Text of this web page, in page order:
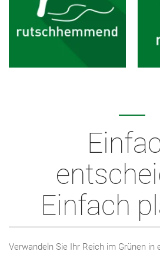
Einfach
Verwandeln Sie Ihr Reich im Grünen in